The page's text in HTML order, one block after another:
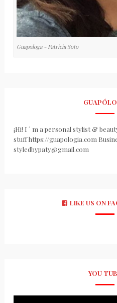
Guapologa - Patricia Soto
¡Hi! I ´ m a personal stylist &
stuff https://guapologia.com
styledbypaty@gmail.com
LIKE US ON
YOU